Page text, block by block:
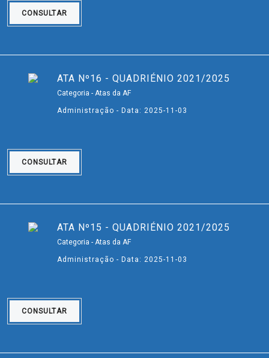
CONSULTAR
ATA Nº16 - QUADRIÉNIO 2021/2025
Categoria - Atas da AF
Administração - Data: 2025-11-03
CONSULTAR
ATA Nº15 - QUADRIÉNIO 2021/2025
Categoria - Atas da AF
Administração - Data: 2025-11-03
CONSULTAR